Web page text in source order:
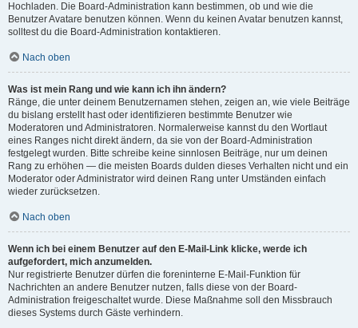
Hochladen. Die Board-Administration kann bestimmen, ob und wie die
Benutzer Avatare benutzen können. Wenn du keinen Avatar benutzen kannst,
solltest du die Board-Administration kontaktieren.
Nach oben
Was ist mein Rang und wie kann ich ihn ändern?
Ränge, die unter deinem Benutzernamen stehen, zeigen an, wie viele Beiträge
du bislang erstellt hast oder identifizieren bestimmte Benutzer wie
Moderatoren und Administratoren. Normalerweise kannst du den Wortlaut
eines Ranges nicht direkt ändern, da sie von der Board-Administration
festgelegt wurden. Bitte schreibe keine sinnlosen Beiträge, nur um deinen
Rang zu erhöhen — die meisten Boards dulden dieses Verhalten nicht und ein
Moderator oder Administrator wird deinen Rang unter Umständen einfach
wieder zurücksetzen.
Nach oben
Wenn ich bei einem Benutzer auf den E-Mail-Link klicke, werde ich
aufgefordert, mich anzumelden.
Nur registrierte Benutzer dürfen die foreninterne E-Mail-Funktion für
Nachrichten an andere Benutzer nutzen, falls diese von der Board-
Administration freigeschaltet wurde. Diese Maßnahme soll den Missbrauch
dieses Systems durch Gäste verhindern.